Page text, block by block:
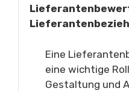
Eine
eine wichtige
Gestaltung und